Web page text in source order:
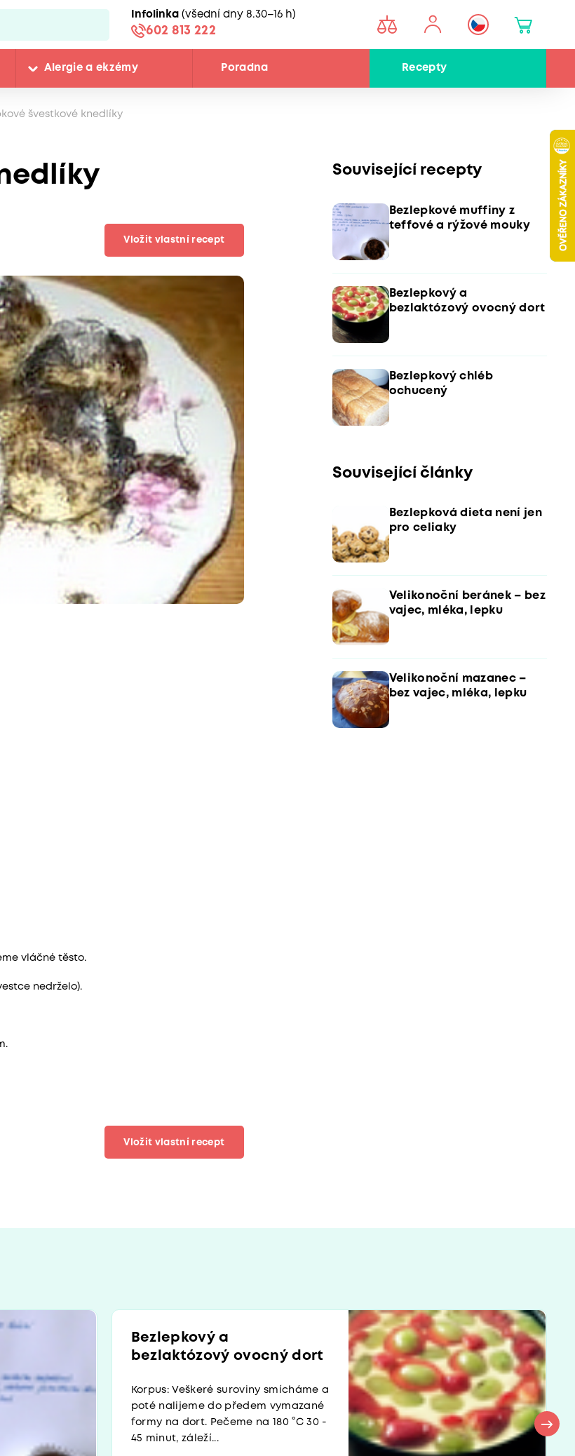
Infolinka (všední dny 8.30–16 h)
602 813 222
Alergie a ekzémy Poradna Recepty
švestkové knedlíky
Vložit vlastní recept
vláčné těsto.
nedrželo).
Vložit vlastní recept
Související recepty
Bezlepkové muffiny z
teffové a rýžové mouky
Bezlepkový a
bezlaktózový ovocný dort
Bezlepkový chléb
ochucený
Související články
Bezlepková dieta není jen
pro celiaky
Velikonoční beránek – bez
vajec, mléka, lepku
Velikonoční mazanec –
bez vajec, mléka, lepku
Bezlepkový a
bezlaktózový ovocný dort
Korpus: Veškeré suroviny smícháme a
poté nalijeme do předem vymazané
formy na dort. Pečeme na 180 °C 30 -
45 minut, záleží...